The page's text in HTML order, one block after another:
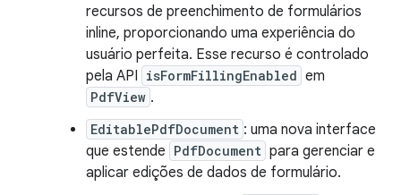
recursos de preenchimento de formulários
inline, proporcionando uma experiência do
usuário perfeita. Esse recurso é controlado
pela API isFormFillingEnabled em
PdfView .
EditablePdfDocument : uma nova interface
que estende PdfDocument para gerenciar e
aplicar edições de dados de formulário.